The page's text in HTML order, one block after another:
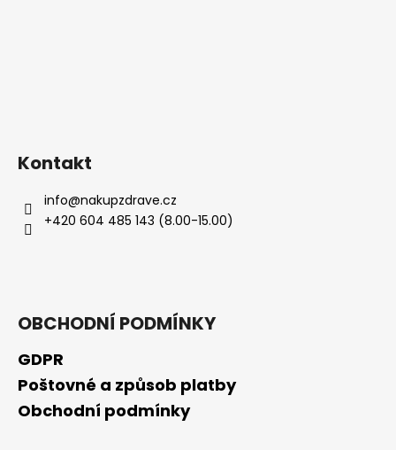
Kontakt
info@nakupzdrave.cz
+420 604 485 143 (8.00-15.00)
OBCHODNÍ PODMÍNKY
GDPR
Poštovné a způsob platby
Obchodní podmínky